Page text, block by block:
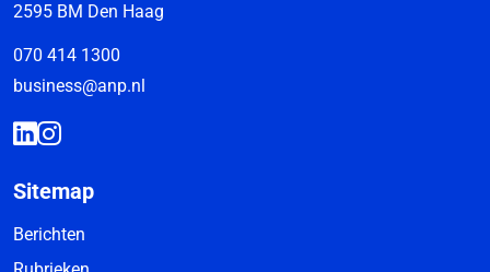
2595 BM Den Haag
070 414 1300
business@anp.nl
Sitemap
Berichten